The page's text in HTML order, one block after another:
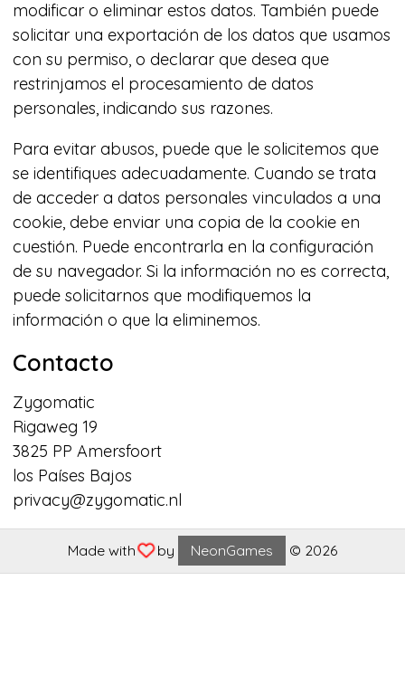
modificar o eliminar estos datos. También puede
solicitar una exportación de los datos que usamos
con su permiso, o declarar que desea que
restrinjamos el procesamiento de datos
personales, indicando sus razones.
Para evitar abusos, puede que le solicitemos que
se identifiques adecuadamente. Cuando se trata
de acceder a datos personales vinculados a una
cookie, debe enviar una copia de la cookie en
cuestión. Puede encontrarla en la configuración
de su navegador. Si la información no es correcta,
puede solicitarnos que modifiquemos la
información o que la eliminemos.
Contacto
Zygomatic
Rigaweg 19
3825 PP Amersfoort
los Países Bajos
privacy@zygomatic.nl
Made with by NeonGames © 2026